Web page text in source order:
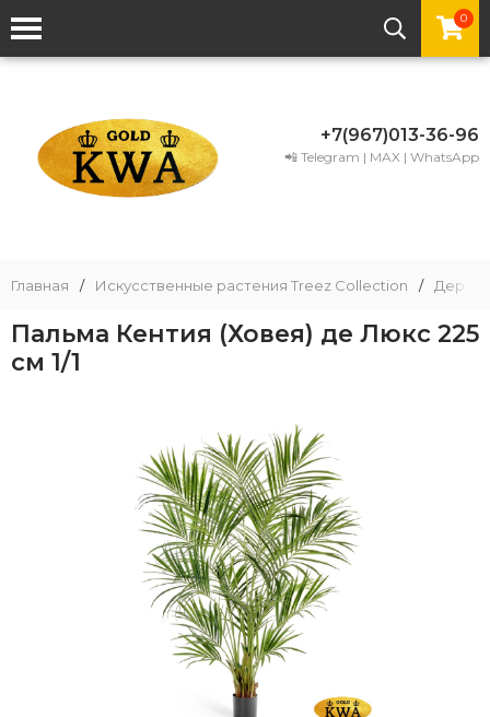
0
+7(967)013-36-96
📲 Telegram | MAX | WhatsApp
Главная / Искусственные растения Treez Collection /
Пальма Кентия (Ховея) де Люкс 225
см 1/1